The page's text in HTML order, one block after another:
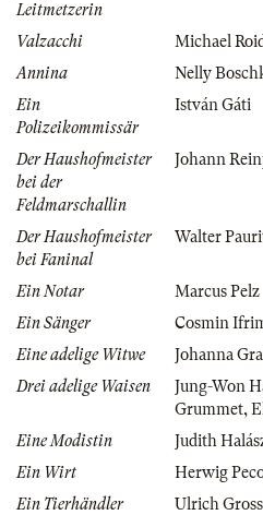
Leitmetzerin
Valzacchi
Michael
Annina
Nelly
Ein
Polizeikommissär
István Gáti
Der Haushofmeister
bei der
Feldmarschallin
Johann
Der Haushofmeister
bei Faninal
Walter
Ein Notar
Marcus Pelz
Ein Sänger
Cosmin
Eine adelige Witwe
Johanna
Drei adelige Waisen
Jung-Won
Grummet,
Eine Modistin
Judith
Ein Wirt
Herwig
Ein Tierhändler
Ulrich